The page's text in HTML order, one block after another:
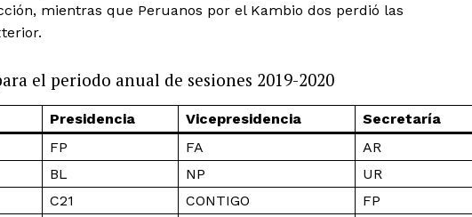
mientras que Peruanos por el Kambio dos perdió las
el periodo anual de sesiones 2019-2020
Presidencia Vicepresidencia
Secretaría
FP FA
AR
BL NP
UR
C21 CONTIGO
FP